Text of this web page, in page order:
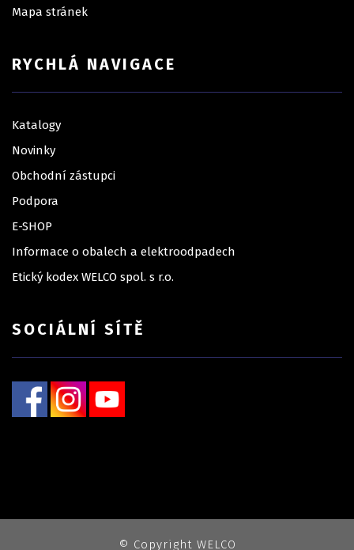
Mapa stránek
RYCHLÁ NAVIGACE
Katalogy
Novinky
Obchodní zástupci
Podpora
E-SHOP
Informace o obalech a elektroodpadech
Etický kodex WELCO spol. s r.o.
SOCIÁLNÍ SÍTĚ
© Copyright WELCO